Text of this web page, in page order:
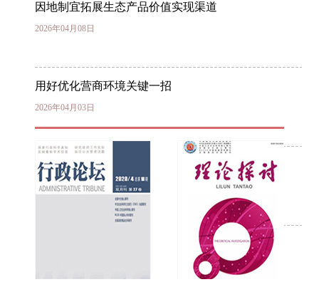
因地制宜拓展生态产品价值实现渠道
2026年04月08日
用好优化营商环境关键一招
2026年04月03日
以数字化技术健全食品安全治理体系
2025年11月04日